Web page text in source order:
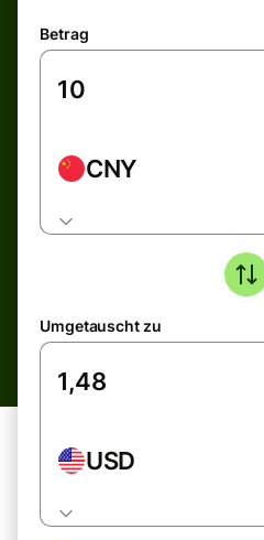
Betrag
CNY
Umgetauscht zu
USD